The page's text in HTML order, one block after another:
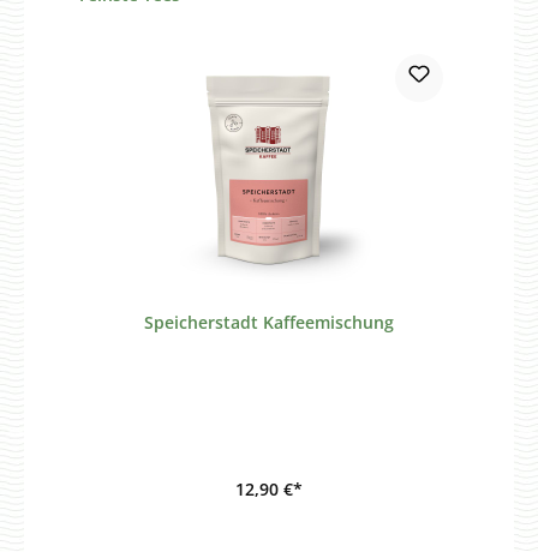
Speicherstadt Kaffeemischung
12,90 €*